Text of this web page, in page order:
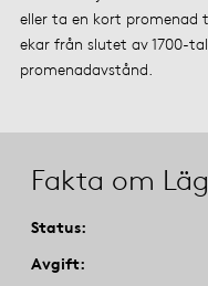
eller ta en kort promenad
ekar från slutet av 1700-
promenadavstånd.
Fakta om
Status
Avgift